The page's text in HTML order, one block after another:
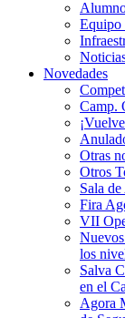
Equipo
Novedades
Camp.
Otras
Otros
Sala
Fira
VII
los
Salva
en el
Agora